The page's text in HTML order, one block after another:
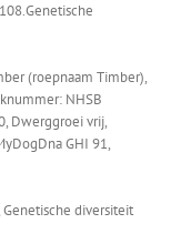
(roepnaam Timber),
NHSB
Dwerggroei vrij,
GHI 91,
diversiteit